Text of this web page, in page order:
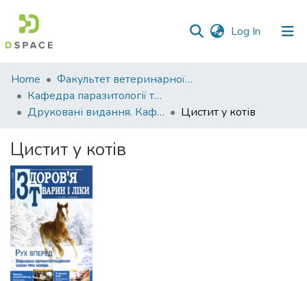
Log In (current)
Communities
&
Collections
Statistics
Home
Факультет ветеринарної медицини
Кафедра паразитології та ветеринарно-санітарної експертизи
Друковані видання. Кафедра паразитології та ветеринарно-санітарної експертизи
Цистит у котів
Цистит у котів